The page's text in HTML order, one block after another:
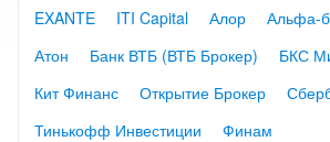
EXANTE
ITI Capital Алор
Альфа-
Атон
Банк ВТБ (ВТБ Брокер)
БКС
Кит Финанс
Открытие Брокер
Тинькофф Инвестиции
Финам